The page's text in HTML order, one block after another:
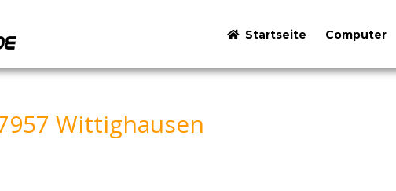
Startseite Computer
Wittighausen